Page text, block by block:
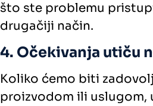
što ste problemu
drugačiji način.
4. Očekivanja utiču
Koliko ćemo biti
proizvodom ili uslugom,